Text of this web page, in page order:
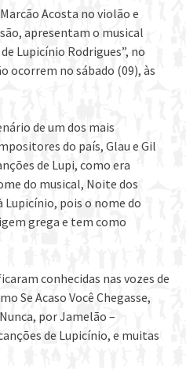
Acosta no violão e
apresentam o musical
Lupicínio Rodrigues”, no
ocorrem no sábado (09), às
de um dos mais
do país, Glau e Gil
de Lupi, como era
do musical, Noite dos
pois o nome do
grega e tem como
conhecidas nas vozes de
Se Acaso Você Chegasse,
por Jamelão –
de Lupicínio, e muitas